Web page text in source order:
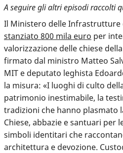
A seguire gli altri episodi raccolti
Il Ministero delle Infrastrutture
stanziato 800 mila euro per
valorizzazione delle chiese
firmato dal ministro Matteo
MIT e deputato leghista
la misura: «I luoghi di culto
patrimonio inestimabile, la
tradizioni che hanno plasmato
Chiese, abbazie e santuari per
simboli identitari che
architettura e devozione.